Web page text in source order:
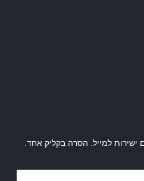
ישירות למייל. הסרה בקליק אחד.